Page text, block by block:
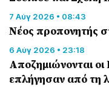
7 Αύγ 2026 • 08:43
Νέος προπονητής
6 Αύγ 2026 • 23:18
Αποζημιώνονται
επλήγησαν από τη